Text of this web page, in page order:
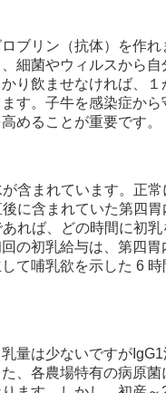
ブリン（抗体）を作
細菌やウィルスから自
り飲ませなければ、
す。 子牛を感染症か
めることが重要です。
含まれています。正
に含まれていた第四
れば、どの時間に初
の初乳給与は、第四
て哺乳欲を示した 6
量は少ないですが
、各農場特有の病原